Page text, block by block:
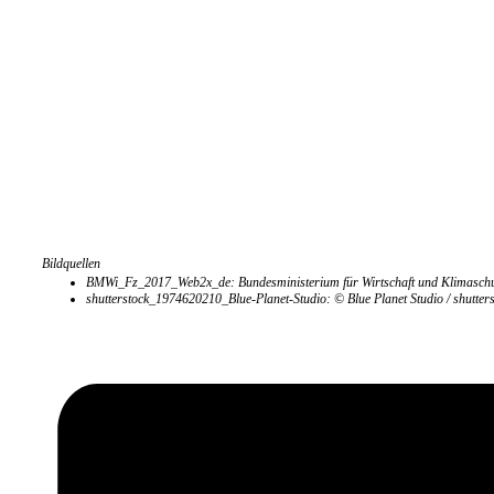
Bildquellen
BMWi_Fz_2017_Web2x_de: Bundesministerium für Wirtschaft und
shutterstock_1974620210_Blue-Planet-Studio: © Blue Planet Studio /